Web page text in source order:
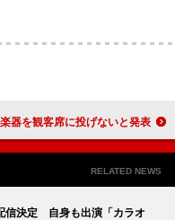
リアム・ギャラガー、安全上の理由でオアシスのライブで打楽器を観客席に投げないと発表
RELATED NEWS
信決定 自身も出演「カラオ